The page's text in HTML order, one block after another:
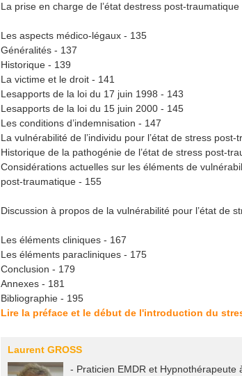
La prise en charge de l’état destress post-
Les aspects médico-légaux - 135
Généralités - 137
Historique - 139
La victime et le droit - 141
Lesapports de la loi du 17 juin 1998 - 143
Lesapports de la loi du 15 juin 2000 - 145
Les conditions d’indemnisation - 147
La vulnérabilité de l’individu pour l’état de stress post-
Historique de la pathogénie de l’état de stress post-
Considérations actuelles sur les éléments de
post-traumatique - 155
Discussion à propos de la vulnérabilité pour l’état de
Les éléments cliniques - 167
Les éléments paracliniques - 175
Conclusion - 179
Annexes - 181
Bibliographie - 195
Lire la préface et le début de l'introduction du
Laurent GROSS
- Praticien EMDR et